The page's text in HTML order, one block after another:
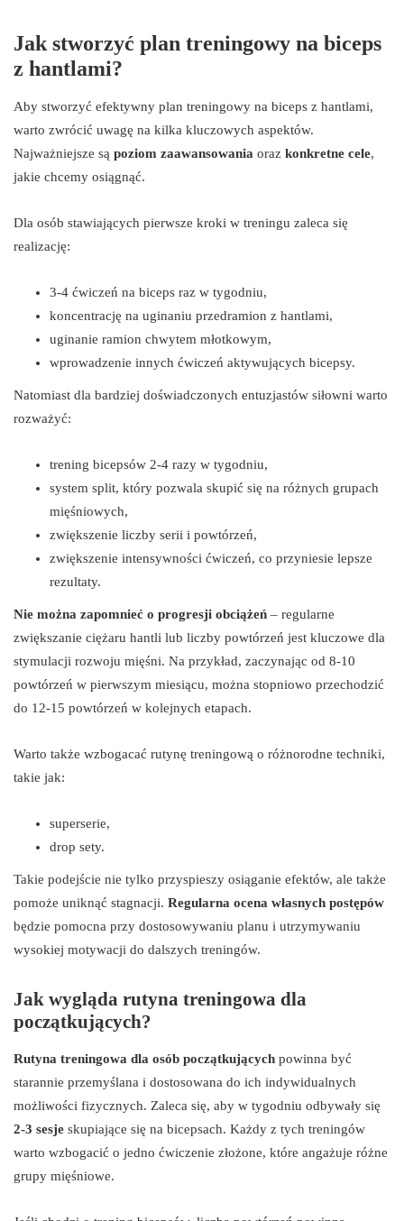
Jak stworzyć plan treningowy na biceps
z hantlami?
Aby stworzyć efektywny plan treningowy na biceps z hantlami,
warto zwrócić uwagę na kilka kluczowych aspektów.
Najważniejsze są poziom zaawansowania oraz konkretne cele,
jakie chcemy osiągnąć.
Dla osób stawiających pierwsze kroki w treningu zaleca się
realizację:
3-4 ćwiczeń na biceps raz w tygodniu,
koncentrację na uginaniu przedramion z hantlami,
uginanie ramion chwytem młotkowym,
wprowadzenie innych ćwiczeń aktywujących bicepsy.
Natomiast dla bardziej doświadczonych entuzjastów siłowni warto
rozważyć:
trening bicepsów 2-4 razy w tygodniu,
system split, który pozwala skupić się na różnych grupach
mięśniowych,
zwiększenie liczby serii i powtórzeń,
zwiększenie intensywności ćwiczeń, co przyniesie lepsze
rezultaty.
Nie można zapomnieć o progresji obciążeń – regularne
zwiększanie ciężaru hantli lub liczby powtórzeń jest kluczowe dla
stymulacji rozwoju mięśni. Na przykład, zaczynając od 8-10
powtórzeń w pierwszym miesiącu, można stopniowo przechodzić
do 12-15 powtórzeń w kolejnych etapach.
Warto także wzbogacać rutynę treningową o różnorodne techniki,
takie jak:
superserie,
drop sety.
Takie podejście nie tylko przyspieszy osiąganie efektów, ale także
pomoże uniknąć stagnacji. Regularna ocena własnych postępów
będzie pomocna przy dostosowywaniu planu i utrzymywaniu
wysokiej motywacji do dalszych treningów.
Jak wygląda rutyna treningowa dla
początkujących?
Rutyna treningowa dla osób początkujących powinna być
starannie przemyślana i dostosowana do ich indywidualnych
możliwości fizycznych. Zaleca się, aby w tygodniu odbywały się
2-3 sesje skupiające się na bicepsach. Każdy z tych treningów
warto wzbogacić o jedno ćwiczenie złożone, które angażuje różne
grupy mięśniowe.